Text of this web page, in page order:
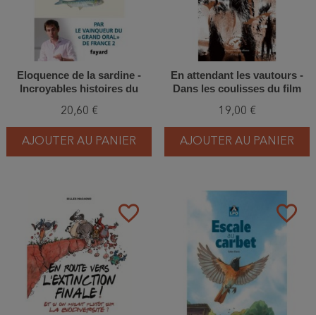
Eloquence de la sardine -
Incroyables histoires du
20,60 €
AJOUTER AU PANIER
En attendant les vautours -
Dans les coulisses du film
19,00 €
AJOUTER AU PANIER
favorite_border favorite_border